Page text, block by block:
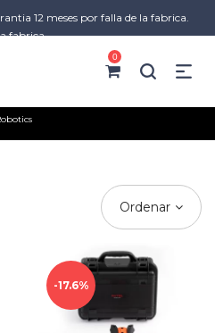
12 meses por falla de la fabrica.
fabrica
0
Ordenar
17.6%